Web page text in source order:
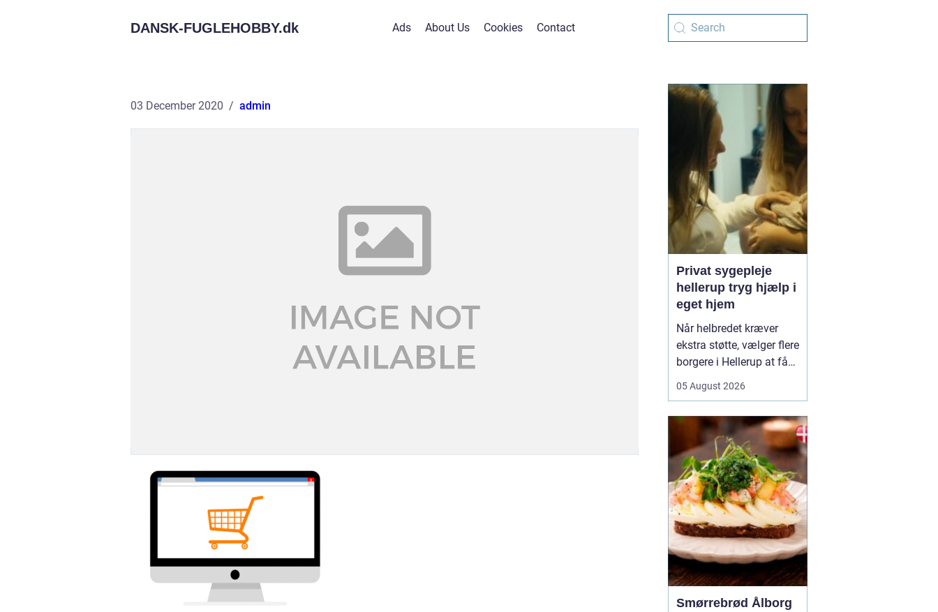
DANSK-FUGLEHOBBY.dk Ads About Us Cookies Contact
03 December 2020 admin
Privat sygepleje
hellerup tryg hjælp i
eget hjem
Når helbredet kræver
ekstra støtte, vælger flere
borgere i Hellerup at få
sygepleje i hjemmet. Det
nærvær og kontinuitet i
hverdagen, som kan
være svær at finde i et
travlt offentligt
sundhedsvæsen. Med
privat ...
05 August 2026
Smørrebrød Ålborg